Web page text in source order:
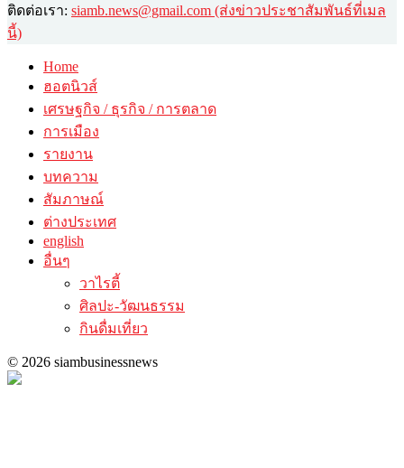
ติดต่อเรา: siamb.news@gmail.com (ส่งข่าวประชาสัมพันธ์ที่เมล
นี้)
Home
ฮอตนิวส์
เศรษฐกิจ / ธุรกิจ / การตลาด
การเมือง
รายงาน
บทความ
สัมภาษณ์
ต่างประเทศ
english
อื่นๆ
วาไรตี้
ศิลปะ-วัฒนธรรม
กินดื่มเที่ยว
© 2026 siambusinessnews